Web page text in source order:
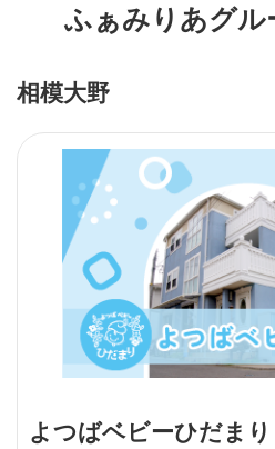
ふぁみりあグル
相模大野
よつばベビーひだまり